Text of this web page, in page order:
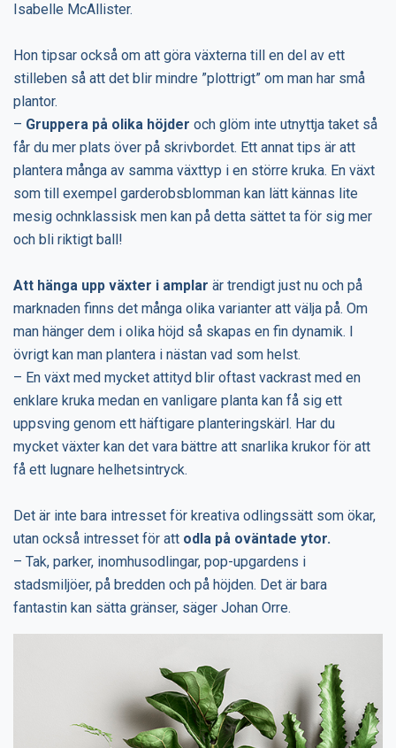
Isabelle McAllister.
Hon tipsar också om att göra växterna till en del av ett
stilleben så att det blir mindre ”plottrigt” om man har små
plantor.
– Gruppera på olika höjder och glöm inte utnyttja taket så
får du mer plats över på skrivbordet. Ett annat tips är att
plantera många av samma växttyp i en större kruka. En växt
som till exempel garderobsblomman kan lätt kännas lite
mesig ochnklassisk men kan på detta sättet ta för sig mer
och bli riktigt ball!
Att hänga upp växter i amplar är trendigt just nu och på
marknaden finns det många olika varianter att välja på. Om
man hänger dem i olika höjd så skapas en fin dynamik. I
övrigt kan man plantera i nästan vad som helst.
– En växt med mycket attityd blir oftast vackrast med en
enklare kruka medan en vanligare planta kan få sig ett
uppsving genom ett häftigare planteringskärl. Har du
mycket växter kan det vara bättre att snarlika krukor för att
få ett lugnare helhetsintryck.
Det är inte bara intresset för kreativa odlingssätt som ökar,
utan också intresset för att odla på oväntade ytor.
– Tak, parker, inomhusodlingar, pop-upgardens i
stadsmiljöer, på bredden och på höjden. Det är bara
fantastin kan sätta gränser, säger Johan Orre.